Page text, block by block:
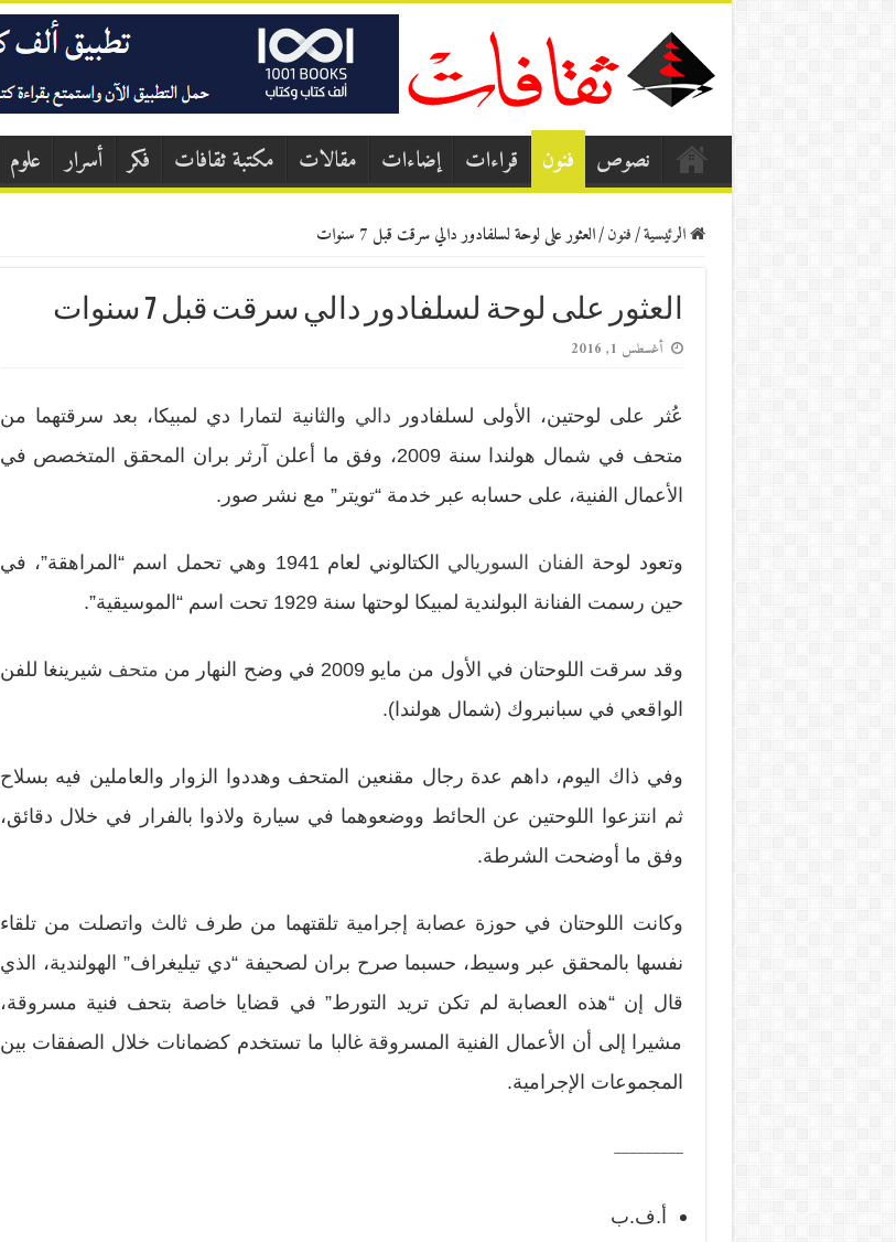
نصوص فنون قراءات إضاءات مقالات مكتبة ثقافات فكر أسرار علوم
الرئيسية/فنون/العثور على لوحة لسلفادور دالي سرقت قبل 7 سنوات
العثور على لوحة لسلفادور دالي سرقت قبل 7 سنوات
أغسطس 1, 2016
عُثر على لوحتين، الأولى لسلفادور دالي والثانية لتمارا دي لمبيكا، بعد سرقتهما من
متحف في شمال هولندا سنة 2009، وفق ما أعلن آرثر بران المحقق المتخصص في
الأعمال الفنية، على حسابه عبر خدمة “تويتر” مع نشر صور.
وتعود لوحة الفنان السوريالي
الكتالوني لعام 1941 وهي تحمل اسم “المراهقة”، في
حين رسمت الفنانة البولندية لمبيكا لوحتها سنة 1929 تحت اسم “الموسيقية”.
وقد سرقت اللوحتان في الأول من مايو 2009 في وضح النهار من متحف شيرينغا للفن
الواقعي في سبانبروك (شمال هولندا).
وفي ذاك اليوم، داهم عدة رجال مقنعين المتحف وهددوا الزوار والعاملين فيه بسلاح
ثم انتزعوا اللوحتين عن الحائط ووضعوهما في سيارة ولاذوا بالفرار في خلال دقائق،
وفق ما أوضحت الشرطة.
وكانت اللوحتان في حوزة عصابة إجرامية تلقتهما من طرف ثالث واتصلت من تلقاء
نفسها بالمحقق عبر وسيط، حسبما صرح بران لصحيفة “دي تيليغراف” الهولندية، الذي
قال إن “هذه العصابة لم تكن تريد التورط” في قضايا خاصة بتحف فنية مسروقة،
مشيرا إلى أن الأعمال الفنية المسروقة غالبا ما تستخدم كضمانات خلال الصفقات بين
المجموعات الإجرامية.
_________
أ.ف.ب